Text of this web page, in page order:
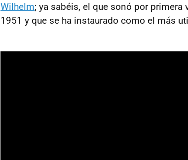
Wilhelm; ya sabéis, el que sonó por
1951 y que se ha instaurado como el más